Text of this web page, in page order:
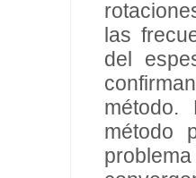
las
del
método.
método